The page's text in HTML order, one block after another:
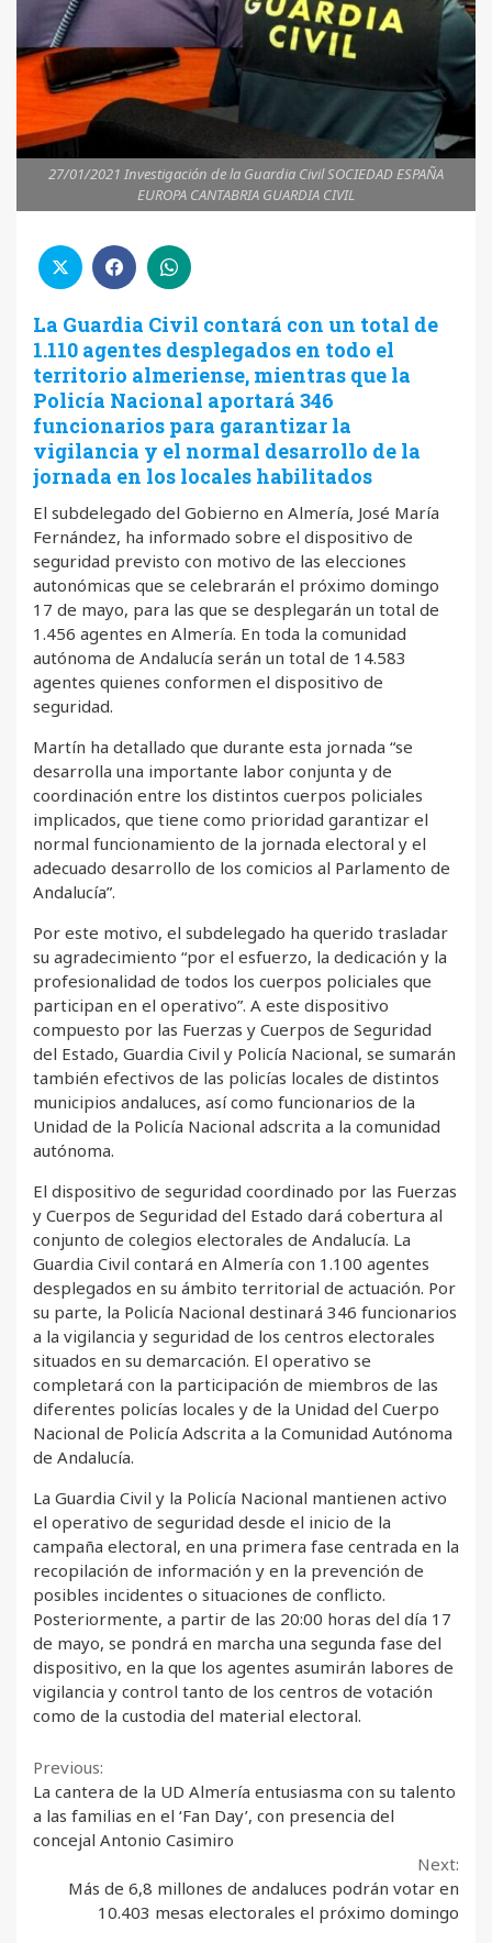
27/01/2021 Investigación de la Guardia Civil SOCIEDAD ESPAÑA
EUROPA CANTABRIA GUARDIA CIVIL
La Guardia Civil contará con un total de
1.110 agentes desplegados en todo el
territorio almeriense, mientras que la
Policía Nacional aportará 346
funcionarios para garantizar la
vigilancia y el normal desarrollo de la
jornada en los locales habilitados
El subdelegado del Gobierno en Almería, José María
Fernández, ha informado sobre el dispositivo de
seguridad previsto con motivo de las elecciones
autonómicas que se celebrarán el próximo domingo
17 de mayo, para las que se desplegarán un total de
1.456 agentes en Almería. En toda la comunidad
autónoma de Andalucía serán un total de 14.583
agentes quienes conformen el dispositivo de
seguridad.
Martín ha detallado que durante esta jornada “se
desarrolla una importante labor conjunta y de
coordinación entre los distintos cuerpos policiales
implicados, que tiene como prioridad garantizar el
normal funcionamiento de la jornada electoral y el
adecuado desarrollo de los comicios al Parlamento de
Andalucía”.
Por este motivo, el subdelegado ha querido trasladar
su agradecimiento “por el esfuerzo, la dedicación y la
profesionalidad de todos los cuerpos policiales que
participan en el operativo”. A este dispositivo
compuesto por las Fuerzas y Cuerpos de Seguridad
del Estado, Guardia Civil y Policía Nacional, se sumarán
también efectivos de las policías locales de distintos
municipios andaluces, así como funcionarios de la
Unidad de la Policía Nacional adscrita a la comunidad
autónoma.
El dispositivo de seguridad coordinado por las Fuerzas
y Cuerpos de Seguridad del Estado dará cobertura al
conjunto de colegios electorales de Andalucía. La
Guardia Civil contará en Almería con 1.100 agentes
desplegados en su ámbito territorial de actuación. Por
su parte, la Policía Nacional destinará 346 funcionarios
a la vigilancia y seguridad de los centros electorales
situados en su demarcación. El operativo se
completará con la participación de miembros de las
diferentes policías locales y de la Unidad del Cuerpo
Nacional de Policía Adscrita a la Comunidad Autónoma
de Andalucía.
La Guardia Civil y la Policía Nacional mantienen activo
el operativo de seguridad desde el inicio de la
campaña electoral, en una primera fase centrada en la
recopilación de información y en la prevención de
posibles incidentes o situaciones de conflicto.
Posteriormente, a partir de las 20:00 horas del día 17
de mayo, se pondrá en marcha una segunda fase del
dispositivo, en la que los agentes asumirán labores de
vigilancia y control tanto de los centros de votación
como de la custodia del material electoral.
Continue
Reading
Previous:
La cantera de la UD Almería entusiasma con su talento
a las familias en el ‘Fan Day’, con presencia del
concejal Antonio Casimiro
Next:
Más de 6,8 millones de andaluces podrán votar en
10.403 mesas electorales el próximo domingo